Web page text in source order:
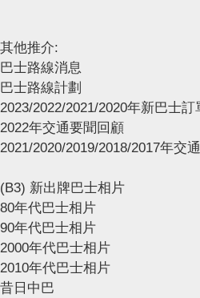
其他推介:
巴士路線消息
巴士路線計劃
2023/2022/2021/2020年新巴士訂
2022年交通要聞回顧
2021/2020/2019/2018/2017年交
(B3) 新出牌巴士相片
80年代巴士相片
90年代巴士相片
2000年代巴士相片
2010年代巴士相片
昔日中巴